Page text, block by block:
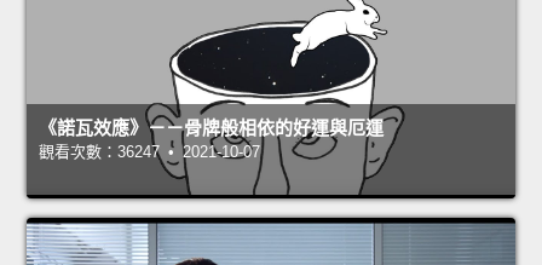
《諾瓦效應》－－骨牌般相依的好運與厄運
觀看次數：36247 • 2021-10-07